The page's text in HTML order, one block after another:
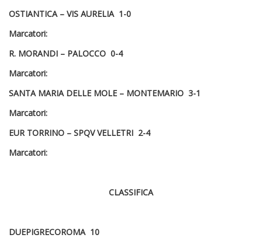
OSTIANTICA – VIS AURELIA 1-0
Marcatori:
R. MORANDI – PALOCCO 0-4
Marcatori:
SANTA MARIA DELLE MOLE – MONTEMARIO 3-1
Marcatori:
EUR TORRINO – SPQV VELLETRI 2-4
Marcatori:
CLASSIFICA
DUEPIGRECOROMA 10